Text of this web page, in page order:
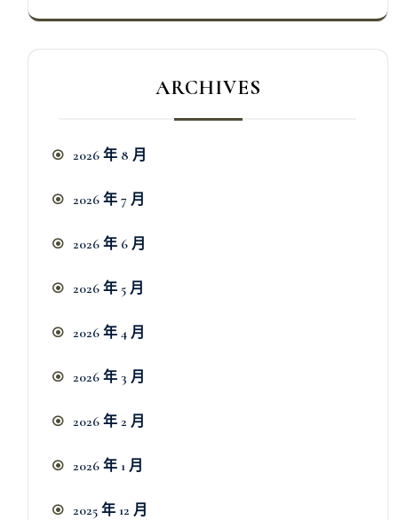
ARCHIVES
2026 年 8 月
2026 年 7 月
2026 年 6 月
2026 年 5 月
2026 年 4 月
2026 年 3 月
2026 年 2 月
2026 年 1 月
2025 年 12 月